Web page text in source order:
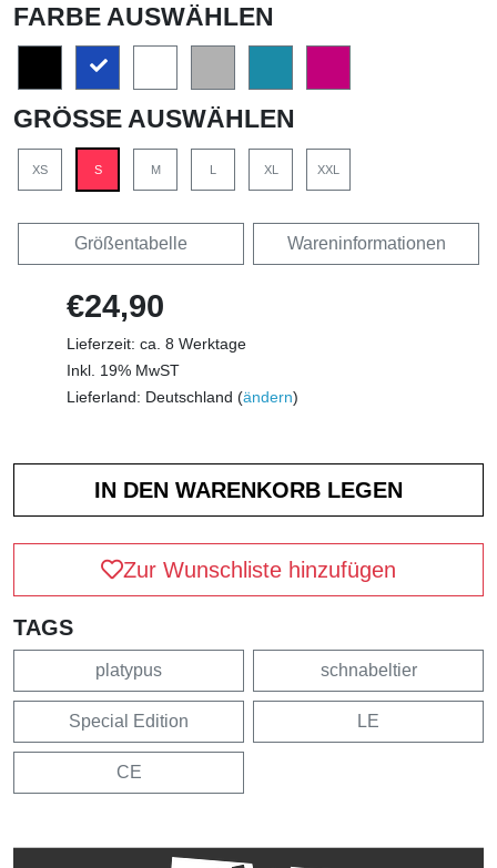
FARBE AUSWÄHLEN
GRÖSSE AUSWÄHLEN
XS S M L XL XXL
Größentabelle Wareninformationen
€24,90
Lieferzeit: ca. 8 Werktage
Inkl. 19% MwST
Lieferland: Deutschland (ändern)
Zur Wunschliste hinzufügen
TAGS
platypus schnabeltier
Special Edition LE
CE